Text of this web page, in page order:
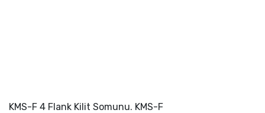
KMS-F 4 Flank Kilit Somunu. KMS-F